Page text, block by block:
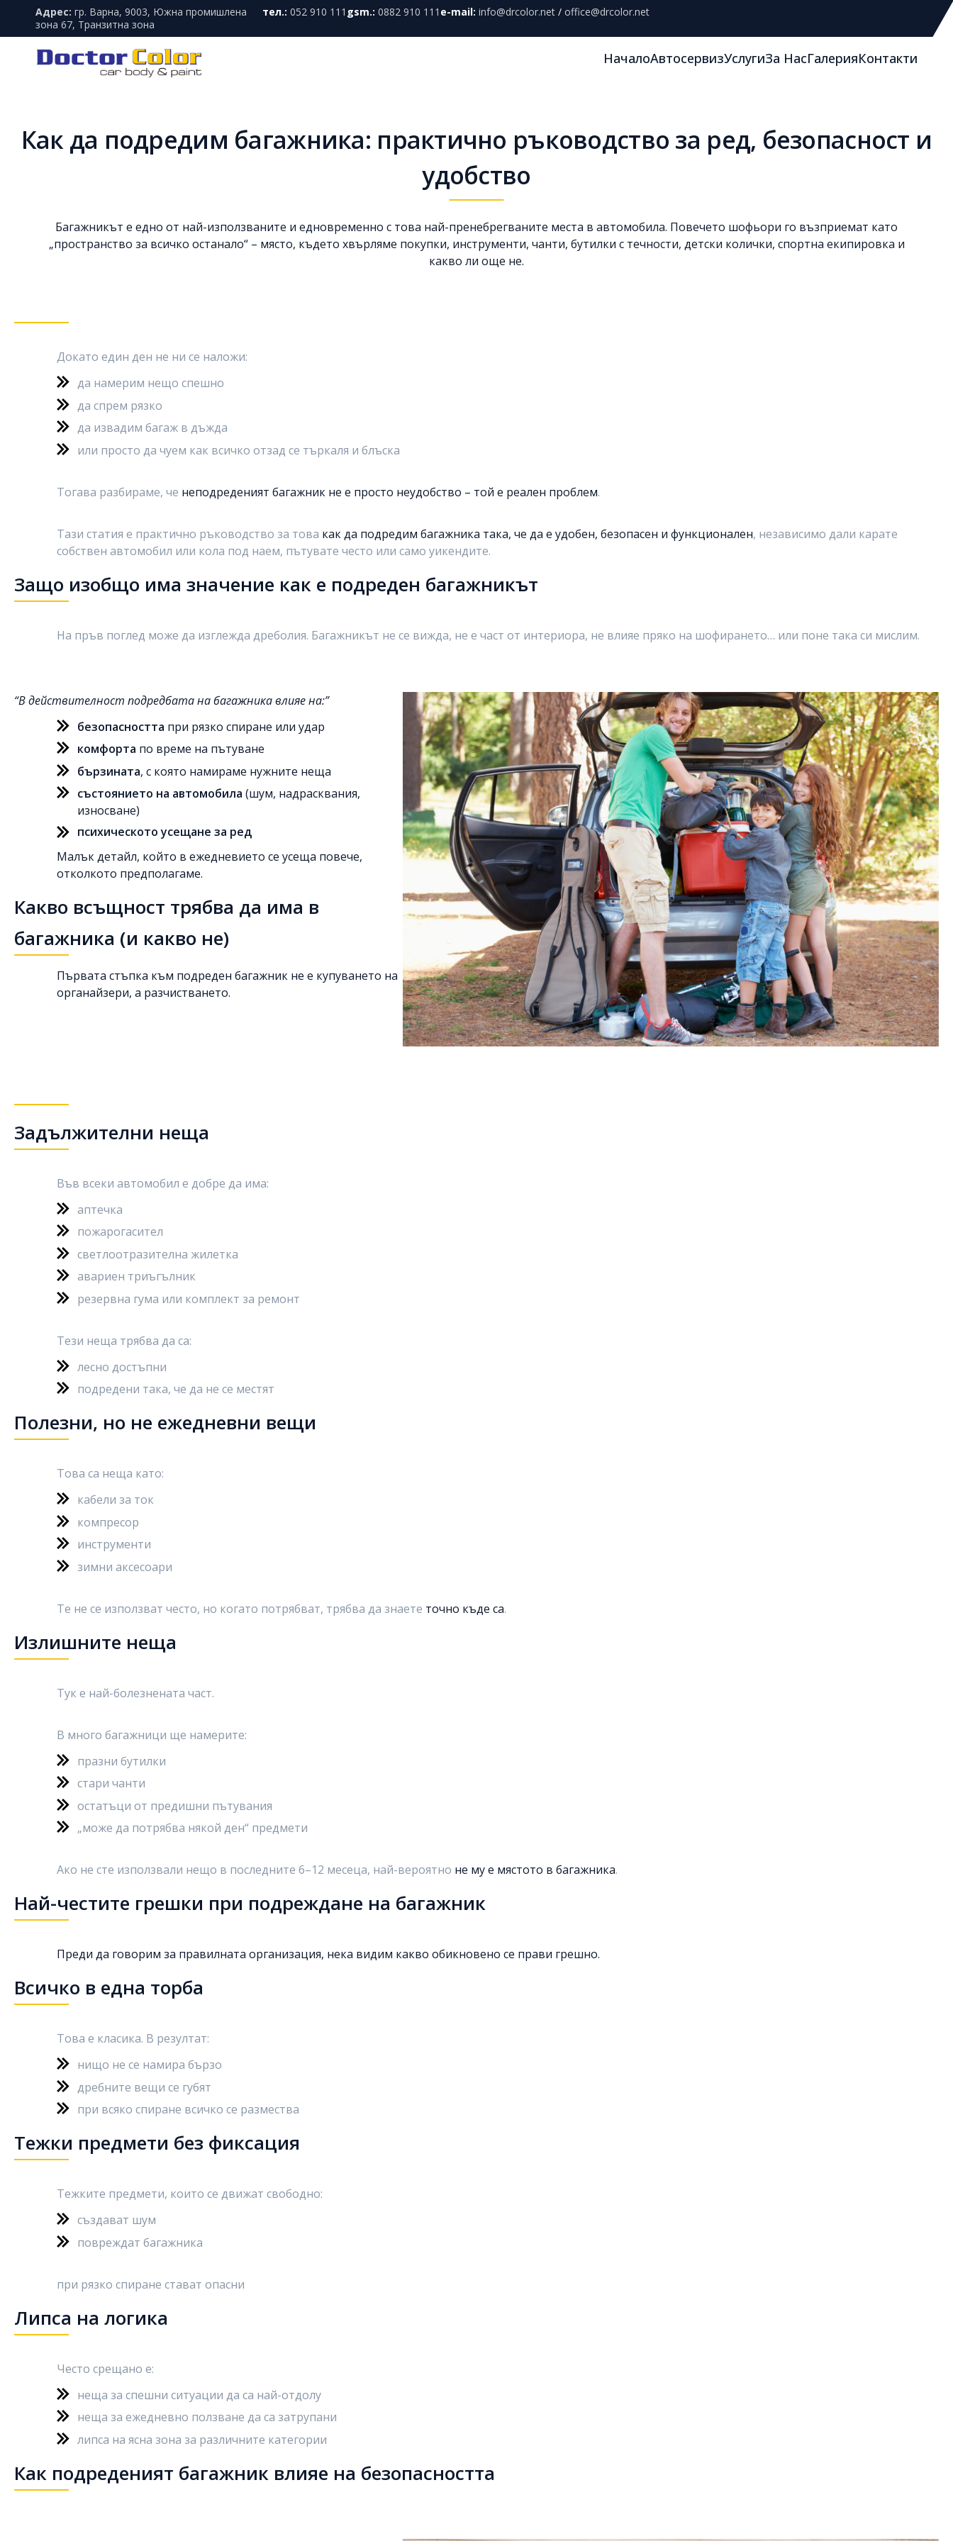
Адрес: гр. Варна, 9003, Южна промишлена
зона 67, Транзитна зона
тел.: 052 910 111 gsm.: 0882 910 111 e-mail: info@drcolor.net / office@drcolor.net
НачалоАвтосервизУслугиЗа НасГалерияКонтакти
Как да подредим багажника: практично ръководство за ред, безопасност и
удобство
Багажникът е едно от най-използваните и едновременно с това най-пренебрегваните места в автомобила. Повечето шофьори го възприемат като
„пространство за всичко останало“ – място, където хвърляме покупки, инструменти, чанти, бутилки с течности, детски колички, спортна екипировка и
какво ли още не.
Докато един ден не ни се наложи:
да намерим нещо спешно
да спрем рязко
да извадим багаж в дъжда
или просто да чуем как всичко отзад се търкаля и блъска
Тогава разбираме, че неподреденият багажник не е просто неудобство – той е реален проблем.
Тази статия е практично ръководство за това как да подредим багажника така, че да е удобен, безопасен и функционален, независимо дали карате
собствен автомобил или кола под наем, пътувате често или само уикендите.
Защо изобщо има значение как е подреден багажникът
На пръв поглед може да изглежда дреболия. Багажникът не се вижда, не е част от интериора, не влияе пряко на шофирането… или поне така си мислим.
В действителност подредбата на багажника влияе на:
безопасността при рязко спиране или удар
комфорта по време на пътуване
бързината, с която намираме нужните неща
състоянието на автомобила (шум, надрасквания,
износване)
психическото усещане за ред
Малък детайл, който в ежедневието се усеща повече,
отколкото предполагаме.
Какво всъщност трябва да има в
багажника (и какво не)
Първата стъпка към подреден багажник не е купуването на
органайзери, а разчистването.
Задължителни неща
Във всеки автомобил е добре да има:
аптечка
пожарогасител
светлоотразителна жилетка
авариен триъгълник
резервна гума или комплект за ремонт
Тези неща трябва да са:
лесно достъпни
подредени така, че да не се местят
Полезни, но не ежедневни вещи
Това са неща като:
кабели за ток
компресор
инструменти
зимни аксесоари
Те не се използват често, но когато потрябват, трябва да знаете точно къде са.
Излишните неща
Тук е най-болезнената част.
В много багажници ще намерите:
празни бутилки
стари чанти
остатъци от предишни пътувания
„може да потрябва някой ден“ предмети
Ако не сте използвали нещо в последните 6–12 месеца, най-вероятно не му е мястото в багажника.
Най-честите грешки при подреждане на багажник
Преди да говорим за правилната организация, нека видим какво обикновено се прави грешно.
Всичко в една торба
Това е класика. В резултат:
нищо не се намира бързо
дребните вещи се губят
при всяко спиране всичко се размества
Тежки предмети без фиксация
Тежките предмети, които се движат свободно:
създават шум
повреждат багажника
при рязко спиране стават опасни
Липса на логика
Често срещано е:
неща за спешни ситуации да са най-отдолу
неща за ежедневно ползване да са затрупани
липса на ясна зона за различните категории
Как подреденият багажник влияе на безопасността